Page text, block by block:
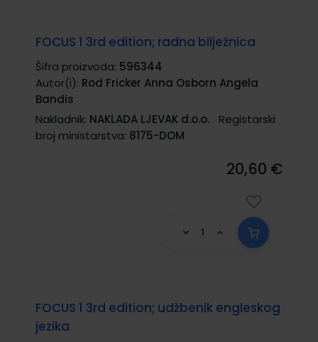
FOCUS 1 3rd edition; radna bilježnica
Šifra proizvoda: 596344
Autor(i): Rod Fricker Anna Osborn Angela
Bandis
Nakladnik: NAKLADA LJEVAK d.o.o.
Registarski
broj ministarstva: 8175-DOM
20,60 €
FOCUS 1 3rd edition; udžbenik engleskog
jezika